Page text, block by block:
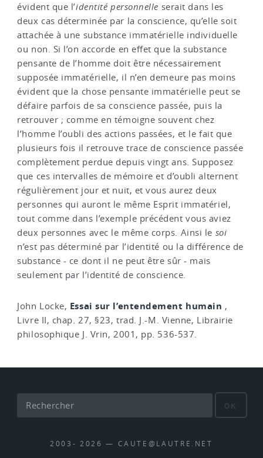
évident que l’identité personnelle serait dans les
deux cas déterminée par la conscience, qu’elle soit
attachée à une substance immatérielle individuelle
ou non. Si l’on accorde en effet que la substance
pensante de l’homme doit être nécessairement
supposée immatérielle, il n’en demeure pas moins
évident que la chose pensante immatérielle peut se
défaire parfois de sa conscience passée, puis la
retrouver ; comme en témoigne souvent chez
l’homme l’oubli des actions passées, et le fait que
plusieurs fois il retrouve trace de conscience passée
complètement perdue depuis vingt ans. Supposez
que ces intervalles de mémoire et d’oubli alternent
régulièrement jour et nuit, et vous aurez deux
personnes qui auront le même Esprit immatériel,
tout comme dans l’exemple précédent vous aviez
deux personnes avec le même corps. Ainsi le soi
n’est pas déterminé par l’identité ou la différence de
substance - ce dont il ne peut être sûr - mais
seulement par l’identité de conscience.
John Locke, Essai sur l’entendement humain ,
Livre II, chap. 27, §23, trad. J.-M. Vienne, Librairie
philosophique J. Vrin, 2001, pp. 536-537.
OK
2003- 2026 — CAUTE@LAUTRE.NET